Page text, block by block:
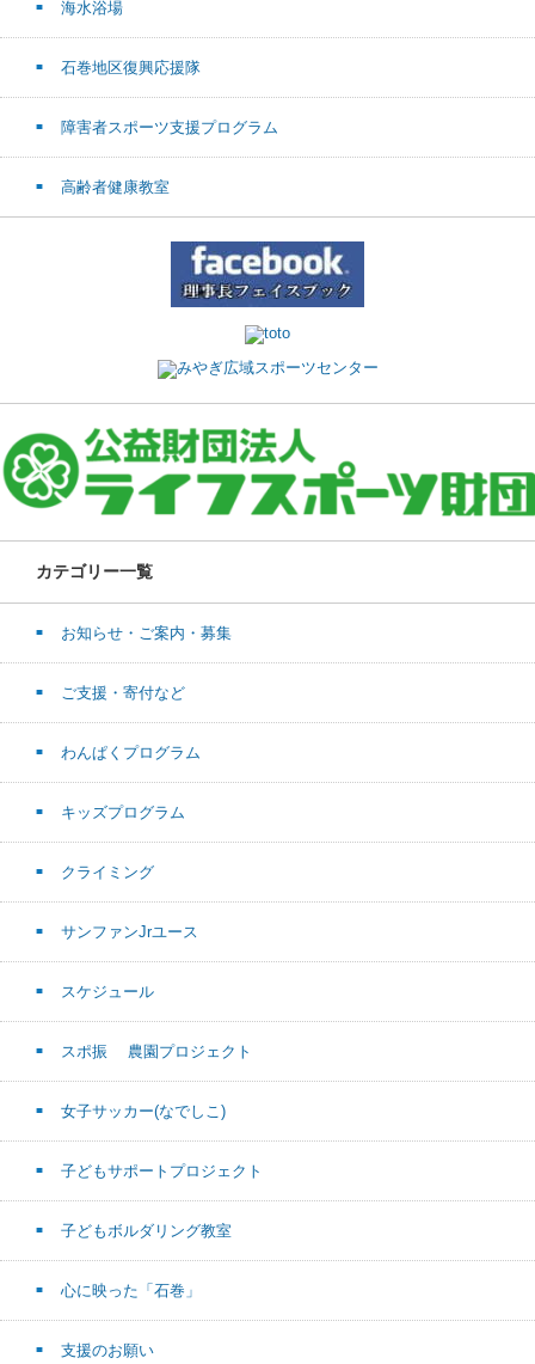
海水浴場
石巻地区復興応援隊
障害者スポーツ支援プログラム
高齢者健康教室
カテゴリー一覧
お知らせ・ご案内・募集
ご支援・寄付など
わんぱくプログラム
キッズプログラム
クライミング
サンファンJrユース
スケジュール
スポ振 農園プロジェクト
女子サッカー(なでしこ)
子どもサポートプロジェクト
子どもボルダリング教室
心に映った「石巻」
支援のお願い